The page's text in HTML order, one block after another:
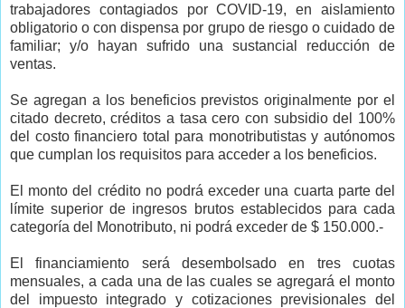
trabajadores contagiados por COVID-19, en aislamiento
obligatorio o con dispensa por grupo de riesgo o cuidado de
familiar; y/o hayan sufrido una sustancial reducción de
ventas.
Se agregan a los beneficios previstos originalmente por el
citado decreto, créditos a tasa cero con subsidio del 100%
del costo financiero total para monotributistas y autónomos
que cumplan los requisitos para acceder a los beneficios.
El monto del crédito no podrá exceder una cuarta parte del
límite superior de ingresos brutos establecidos para cada
categoría del Monotributo, ni podrá exceder de $ 150.000.-
El financiamiento será desembolsado en tres cuotas
mensuales, a cada una de las cuales se agregará el monto
del impuesto integrado y cotizaciones previsionales del